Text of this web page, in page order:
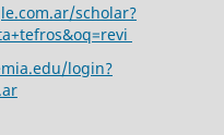
scholar?
login?